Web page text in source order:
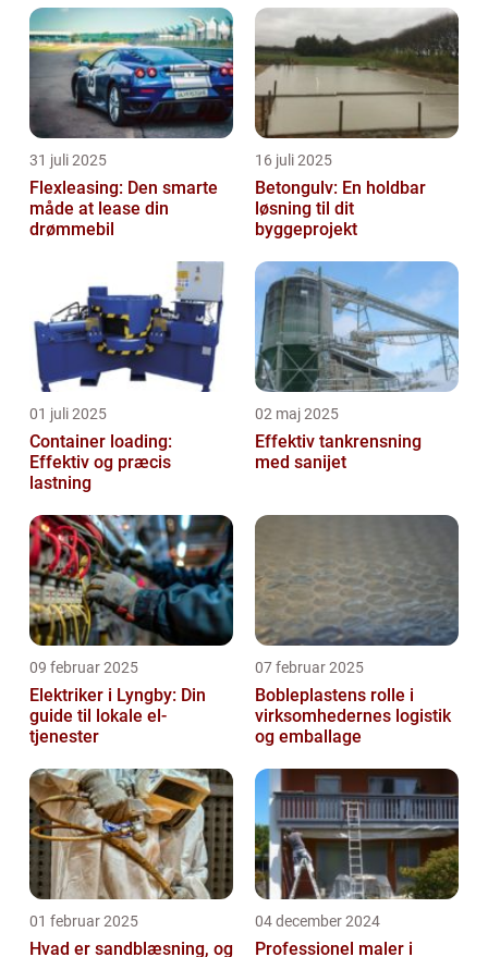
31 juli 2025
Flexleasing: Den smarte
måde at lease din
drømmebil
16 juli 2025
Betongulv: En holdbar
løsning til dit
byggeprojekt
01 juli 2025
Container loading:
Effektiv og præcis
lastning
02 maj 2025
Effektiv tankrensning
med sanijet
09 februar 2025
Elektriker i Lyngby: Din
guide til lokale el-
tjenester
07 februar 2025
Bobleplastens rolle i
virksomhedernes logistik
og emballage
01 februar 2025
Hvad er sandblæsning, og
04 december 2024
Professionel maler i